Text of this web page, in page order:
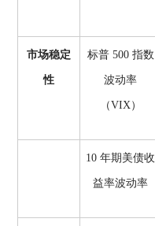
市场稳定
性
标普 500 指数
波动率
（VIX）
10 年期美债收
益率波动率